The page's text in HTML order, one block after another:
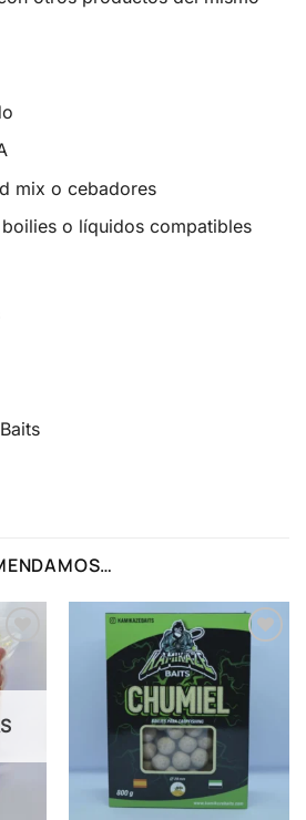
mix o cebadores
o líquidos compatibles
de
Añadir
lista de
deseos